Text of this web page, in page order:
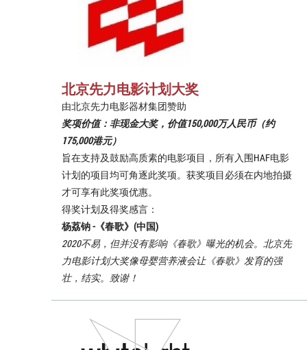
北京先力电影计划大奖
由北京先力电影器材集团赞助
奖项价值：非现金大奖，价值150,000万人民币（约
175,000港元）
旨在支持及鼓励高质素的电影项目，所有入围HAF电影
计划的项目均可角逐此奖项。获奖项目必须在内地拍摄
才可享有此奖项优惠。
得奖计划及得奖感言：
杨荔钠 -《春歌》(中国)
2020不易，但并没有影响《春歌》曝光的机会。北京先
力电影计划大奖像母婴营养液会让《春歌》发育的强
壮，结实。致谢！